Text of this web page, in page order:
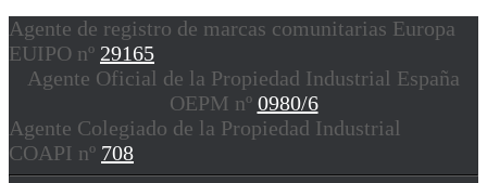
Agente de registro de marcas comunitarias Europa
EUIPO nº 29165
Agente Oficial de la Propiedad Industrial España
OEPM nº 0980/6
Agente Colegiado de la Propiedad Industrial
COAPI nº 708